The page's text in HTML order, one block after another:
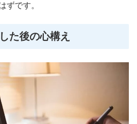
ずです。
た後の心構え